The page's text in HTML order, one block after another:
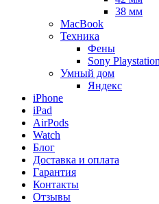
38 мм
MacBook
Техника
Фены
Sony
Умный дом
Яндекс
iPhone
iPad
AirPods
Watch
Блог
Доставка и оплата
Гарантия
Контакты
Отзывы